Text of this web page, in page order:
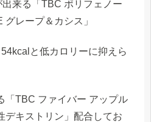
来る「TBC ポリフェノー
レープ＆カシス」
と低カロリーに抑えら
「TBC ファイバー アップル
デキストリン」配合してお